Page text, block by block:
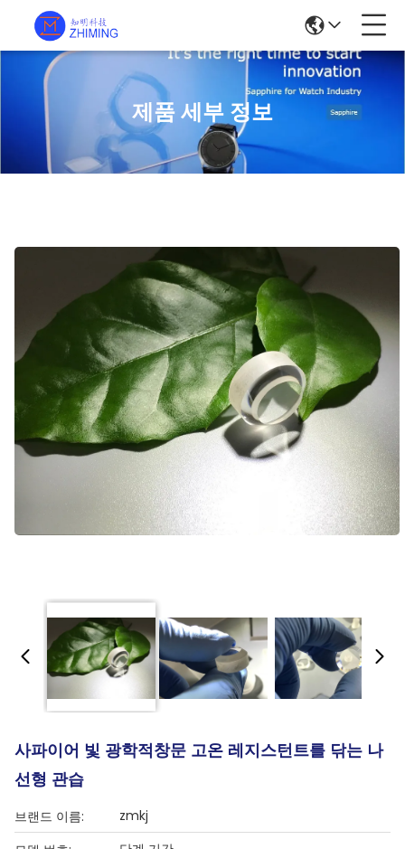
제품 세부 정보
사파이어 빛 광학적창문 고온 레지스턴트를 닦는 나
선형 관습
브랜드 이름:
zmkj